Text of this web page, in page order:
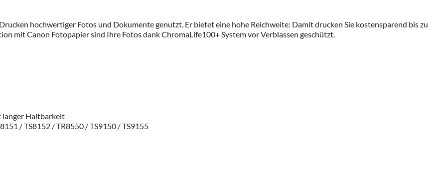
hochwertiger Fotos und Dokumente genutzt. Er bietet eine hohe Reichweite: Damit drucken Sie kostensparend bis zu
mit Canon Fotopapier sind Ihre Fotos dank ChromaLife100+ System vor Verblassen geschützt.
langer Haltbarkeit
/ TS8152 / TR8550 / TS9150 / TS9155